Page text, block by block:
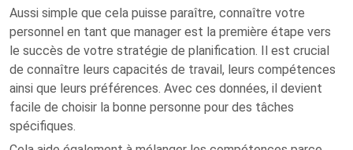
Aussi simple que cela puisse paraître, connaître votre
personnel en tant que manager est la première étape vers
le succès de votre stratégie de planification. Il est crucial
de connaître leurs capacités de travail, leurs compétences
ainsi que leurs préférences. Avec ces données, il devient
facile de choisir la bonne personne pour des tâches
spécifiques.